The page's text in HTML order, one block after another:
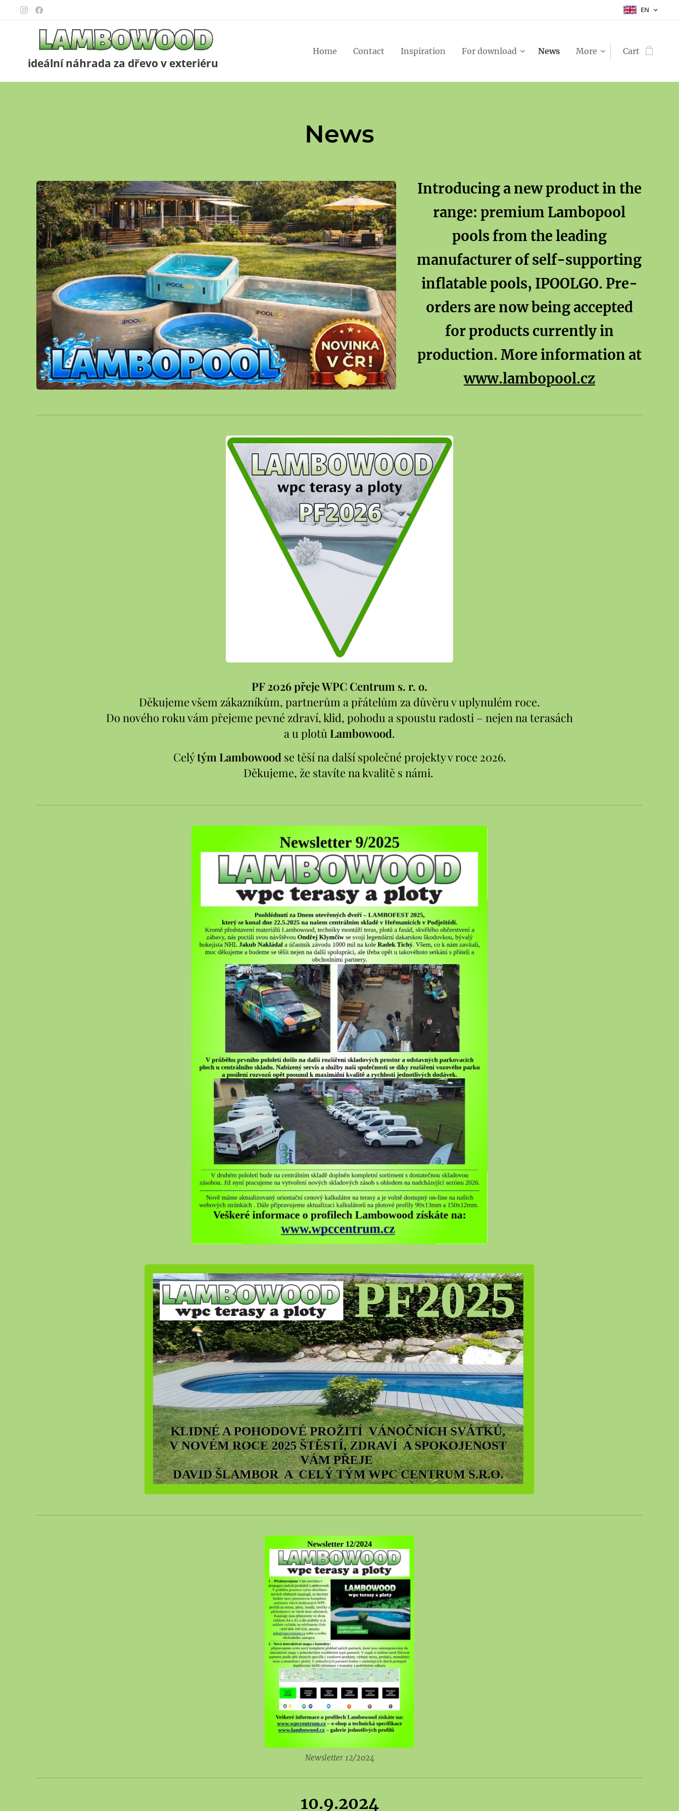
EN
ideální náhrada za dřevo v exteriéru
Home Contact Inspiration For download News More Cart
News
Introducing a new product in the
range: premium Lambopool
pools from the leading
manufacturer of self-supporting
inflatable pools, IPOOLGO. Pre-
orders are now being accepted
for products currently in
production. More information at
www.lambopool.cz
PF 2026 přeje WPC Centrum s. r. o.
Děkujeme všem zákazníkům, partnerům a přátelům za důvěru v uplynulém roce.
Do nového roku vám přejeme pevné zdraví, klid, pohodu a spoustu radosti – nejen na terasách
a u plotů Lambowood.
Celýtým Lambowoodse těší na další společné projekty v roce 2026.
Děkujeme, že stavíte na kvalitě s námi.
Newsletter 12/2024
10.9.2024